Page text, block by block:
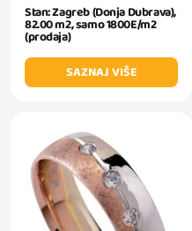
Stan: Zagreb (Donja Dubrava),
82.00 m2, samo 1800E/m2
(prodaja)
SAZNAJ VIŠE